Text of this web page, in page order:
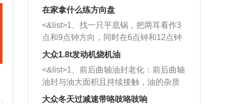
者是细棍，直接将杂物给取出来，如果
堵塞情况比较严重，也可以采取应急措
施。 <&list>2、直接利用木棍将所有的
杂物推到排气管里面的位置处，然后将
三元催化器拆解开，就可以将堵塞的东
西取出来。但如果是因为积碳过多引起
的堵塞，就需要将三元催化器泡在草酸
洗剂对堵塞的情况得到解决，将清洗剂
在家拿什么练方向盘
<&list>1、找一只平底锅，把两耳看作3
点和9点钟方向，同时在6点钟和12点钟
方向做一个标记。 <&list>2、双手握住
一圈半的练习，往右同样也要打相同的
圈数。 <&list>3、最后强调要反复练
习，这样就可以形成肌肉记忆，在真实
大众1.8t发动机烧机油
<&list>1、前后曲轴油封老化：前后曲轴
油封与油大面积且持续接触，油的杂质
和发动机内持续温度变化使其密封效果
大众冬天过减速带咯吱咯吱响